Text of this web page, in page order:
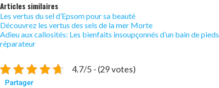
Articles similaires
Les vertus du sel d’Epsom pour sa beauté
Découvrez les vertus des sels de la mer Morte
Adieu aux callosités: Les bienfaits insoupçonnés d’un bain de pieds
réparateur
4.7/5 - (29 votes)
Partager